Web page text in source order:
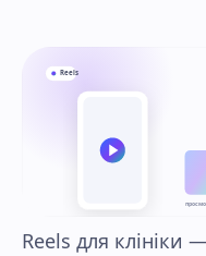
Reels
Reels для клініки